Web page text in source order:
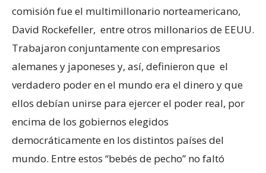
comisión fue el multimillonario norteamericano,
David Rockefeller, entre otros millonarios de EEUU.
Trabajaron conjuntamente con empresarios
alemanes y japoneses y, así, definieron que el
verdadero poder en el mundo era el dinero y que
ellos debían unirse para ejercer el poder real, por
encima de los gobiernos elegidos
democráticamente en los distintos países del
mundo. Entre estos “bebés de pecho” no faltó